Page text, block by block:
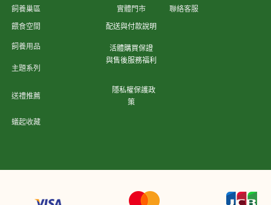
飼養巢區
實體門市
聯絡客服
餵食空間
配送與付款說明
飼養用品
活體購買保證
與售後服務福利
主題系列
送禮推薦
隱私權保護政
策
蟻起收藏